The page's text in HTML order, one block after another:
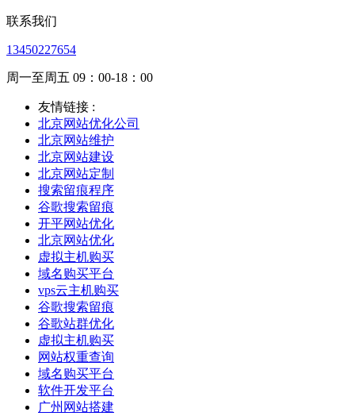
联系我们
13450227654
周一至周五 09：00-18：00
友情链接 :
北京网站优化公司
北京网站维护
北京网站建设
北京网站定制
搜索留痕程序
谷歌搜索留痕
开平网站优化
北京网站优化
虚拟主机购买
域名购买平台
vps云主机购买
谷歌搜索留痕
谷歌站群优化
虚拟主机购买
网站权重查询
域名购买平台
软件开发平台
广州网站搭建